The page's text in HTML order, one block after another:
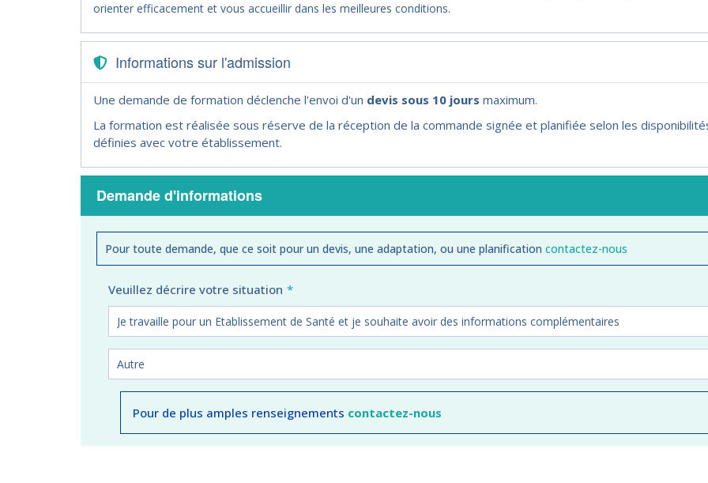
orienter efficacement et vous accueillir dans les meilleures conditions.
Informations sur l'admission
Une demande de formation déclenche l'envoi d'un devis sous 10 jours maximum.
La formation est réalisée sous réserve de la réception de la commande signée et planifiée selon les
définies avec votre établissement.
Demande d'informations
Pour toute demande, que ce soit pour un devis, une adaptation, ou une planification contactez-nous
Veuillez décrire votre situation
Pour de plus amples renseignements contactez-nous